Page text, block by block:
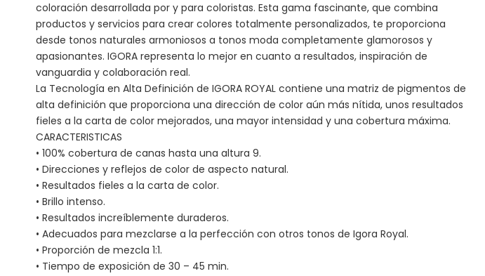
coloración desarrollada por y para coloristas. Esta gama fascinante, que combina
productos y servicios para crear colores totalmente personalizados, te proporciona
desde tonos naturales armoniosos a tonos moda completamente glamorosos y
apasionantes. IGORA representa lo mejor en cuanto a resultados, inspiración de
vanguardia y colaboración real.
La Tecnología en Alta Definición de IGORA ROYAL contiene una matriz de pigmentos de
alta definición que proporciona una dirección de color aún más nítida, unos resultados
fieles a la carta de color mejorados, una mayor intensidad y una cobertura máxima.
CARACTERISTICAS
• 100% cobertura de canas hasta una altura 9.
• Direcciones y reflejos de color de aspecto natural.
• Resultados fieles a la carta de color.
• Brillo intenso.
• Resultados increíblemente duraderos.
• Adecuados para mezclarse a la perfección con otros tonos de Igora Royal.
• Proporción de mezcla 1:1.
• Tiempo de exposición de 30 – 45 min.